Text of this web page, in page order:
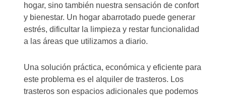
hogar, sino también nuestra sensación de confort
y bienestar. Un hogar abarrotado puede generar
estrés, dificultar la limpieza y restar funcionalidad
a las áreas que utilizamos a diario.
Una solución práctica, económica y eficiente para
este problema es el alquiler de trasteros. Los
trasteros son espacios adicionales que podemos